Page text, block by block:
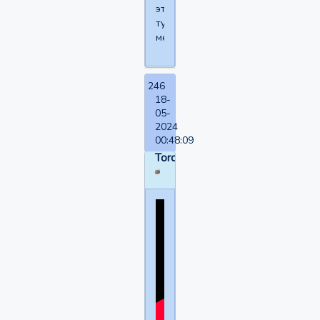
этому
тут
место.
246
18-
05-
2024
00:48:09
Torquemada